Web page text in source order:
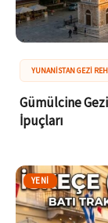
YUNANISTAN GEZI
Gümülcine
İpuçları
YENI